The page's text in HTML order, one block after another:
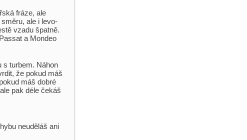
fráze, ale
ale i levo-
vzadu špatně.
a Mondeo
s turbem. Náhon
že pokud máš
máš dobré
pak déle čekáš
neuděláš ani